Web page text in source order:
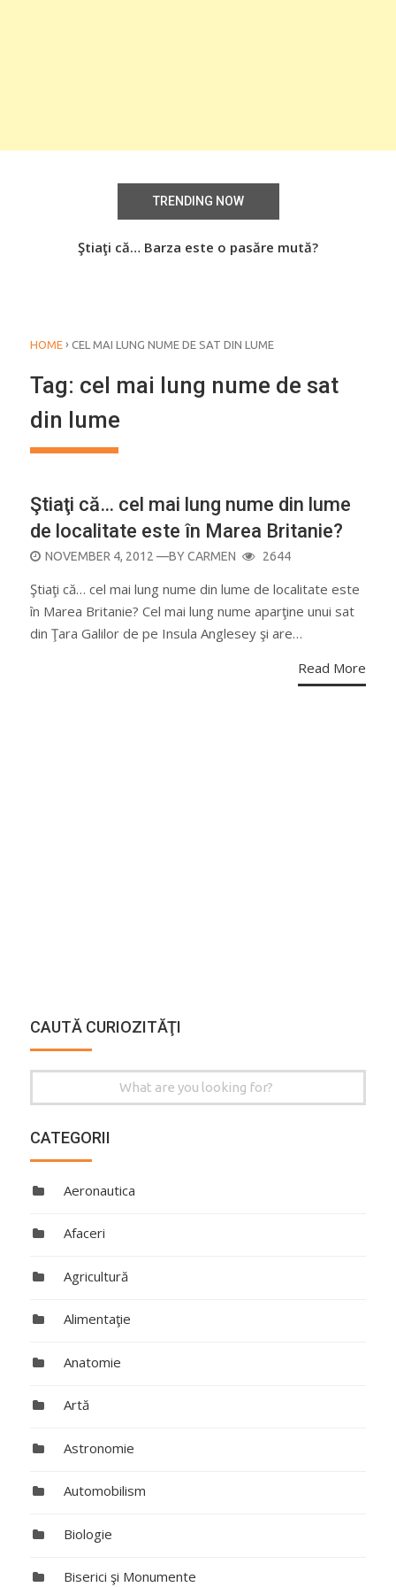
TRENDING NOW
Ştiaţi că… Barza este o pasăre mută?
HOME › CEL MAI LUNG NUME DE SAT DIN LUME
Tag: cel mai lung nume de sat
din lume
Ştiaţi că… cel mai lung nume din lume
de localitate este în Marea Britanie?
POSTED
NOVEMBER 4, 2012 —BYCARMEN 2644
Ştiaţi că… cel mai lung nume din lume de localitate este
în Marea Britanie? Cel mai lung nume aparţine unui sat
din Ţara Galilor de pe Insula Anglesey şi are…
Read More
CAUTĂ CURIOZITĂŢI
for:
CATEGORII
Aeronautica
Afaceri
Agricultură
Alimentaţie
Anatomie
Artă
Astronomie
Automobilism
Biologie
Biserici şi Monumente